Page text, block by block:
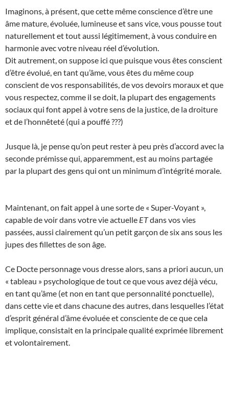
Imaginons, à présent, que cette même conscience d’être une
âme mature, évoluée, lumineuse et sans vice, vous pousse tout
naturellement et tout aussi légitimement, à vous conduire en
harmonie avec votre niveau réel d’évolution.
Dit autrement, on suppose ici que puisque vous êtes conscient
d’être évolué, en tant qu’âme, vous êtes du même coup
conscient de vos responsabilités, de vos devoirs moraux et que
vous respectez, comme il se doit, la plupart des engagements
sociaux qui font appel à votre sens de la justice, de la droiture
et de l’honnêteté (qui a pouffé ???)
Jusque là, je pense qu’on peut rester à peu près d’accord avec la
seconde prémisse qui, apparemment, est au moins partagée
par la plupart des gens qui ont un minimum d’intégrité morale.
Maintenant, on fait appel à une sorte de « Super-Voyant »,
capable de voir dans votre vie actuelle ETdans vos vies
passées, aussi clairement qu’un petit garçon de six ans sous les
jupes des fillettes de son âge.
Ce Docte personnage vous dresse alors, sans a priori aucun, un
« tableau » psychologique de tout ce que vous avez déjà vécu,
en tant qu’âme (et non en tant que personnalité ponctuelle),
dans cette vie et dans chacune des autres, dans lesquelles l’état
d’esprit général d’âme évoluée et consciente de ce que cela
implique, consistait en la principale qualité exprimée librement
et volontairement.